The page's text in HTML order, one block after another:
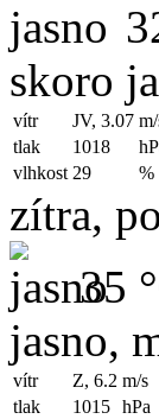
skoro
vítr JV, 3.07
tlak
1018
vlhkost 29 %
zítra,
35
jasno,
vítr Z, 6.2 m/s
tlak
1015 hPa